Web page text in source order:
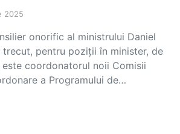
2025
onorific al ministrului Daniel
trecut, pentru poziții în minister, de
este coordonatorul noii Comisii
a Programului de…